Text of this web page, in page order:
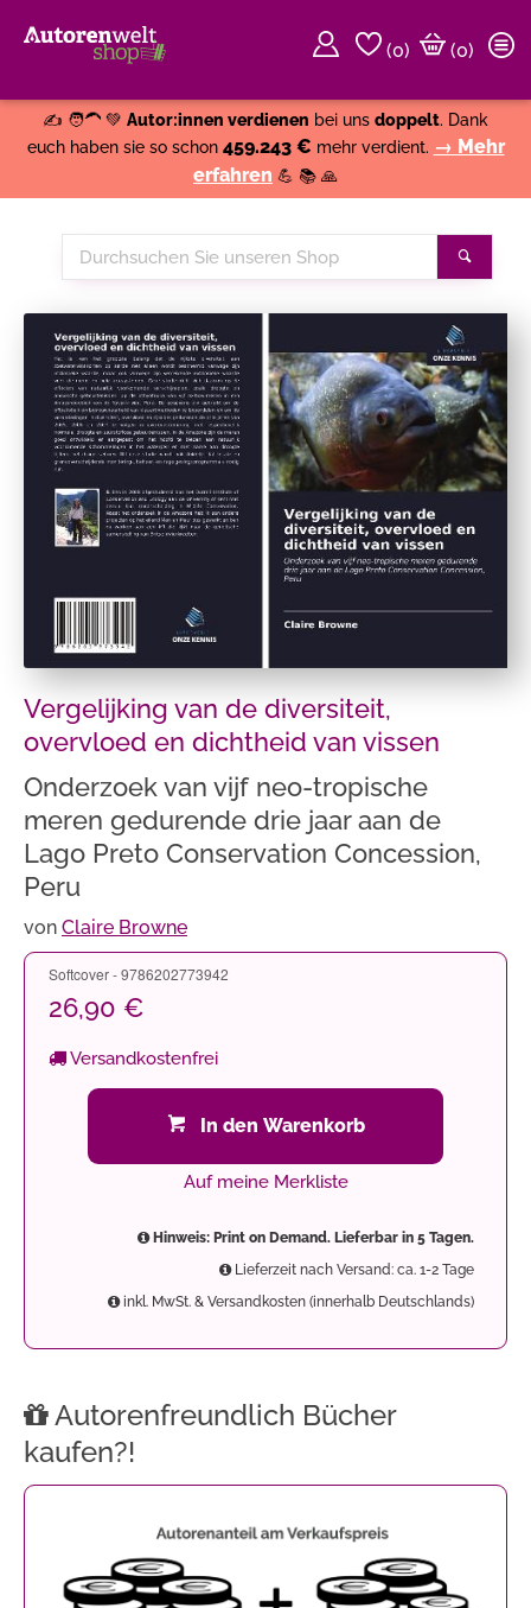
(0)
(0)
✍️ 🧑‍🦱 💚 Autor:innen verdienen bei uns doppelt. Dank
euch haben sie so schon 459.243 € mehr verdient. → Mehr
erfahren 💪 📚 🙏
Durchsuchen
Sie
Shop
Vergelijking van de diversiteit,
overvloed en dichtheid van vissen
Onderzoek van vijf neo-tropische
meren gedurende drie jaar aan de
Lago Preto Conservation Concession,
Peru
von Claire Browne
Softcover - 9786202773942
26,90 €
Versandkostenfrei
In den Warenkorb
Auf meine Merkliste
Hinweis: Print on Demand. Lieferbar in 5 Tagen.
Lieferzeit nach Versand: ca. 1-2 Tage
inkl. MwSt. & Versandkosten (innerhalb Deutschlands)
Autorenfreundlich Bücher
kaufen?!